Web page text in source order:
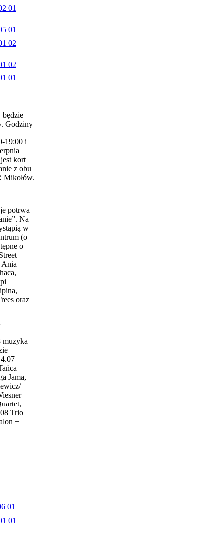
będzie
Godziny
19:00 i
kort
z obu
Mikołów.
potrwa
Na
w
(o
o
Ania
oraz
muzyka
Jama,
Trio
+